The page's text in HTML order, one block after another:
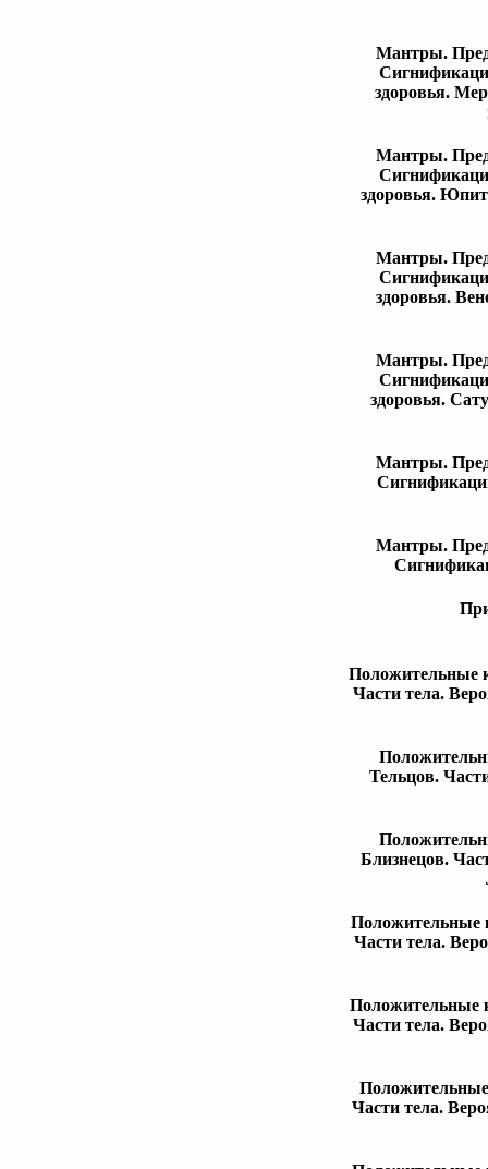
Мантры.
здоровья.
Мантры.
здоровья.
Мантры.
здоровья.
Мантры.
здоровья.
Мантры.
Мантры.
Положительные
Части тела.
Тельцов.
Близнецов.
Положительные
Части тела.
Положительные
Части тела.
Части тела.